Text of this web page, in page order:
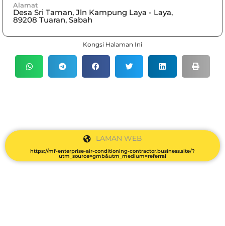
Alamat
Desa Sri Taman, Jln Kampung Laya - Laya,
89208 Tuaran, Sabah
Kongsi Halaman Ini
LAMAN WEB
https://mf-enterprise-air-conditioning-contractor.business.site/?
utm_source=gmb&utm_medium=referral